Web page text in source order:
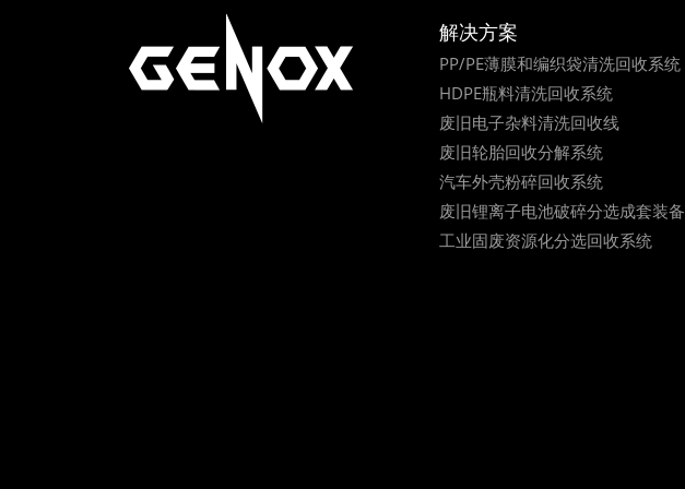
解决方案
PP/PE薄膜和编织袋清洗回收系统
HDPE瓶料清洗回收系统
废旧电子杂料清洗回收线
废旧轮胎回收分解系统
汽车外壳粉碎回收系统
废旧锂离子电池破碎分选成套装备
工业固废资源化分选回收系统